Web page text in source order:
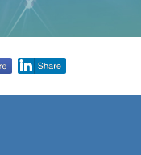
facebook